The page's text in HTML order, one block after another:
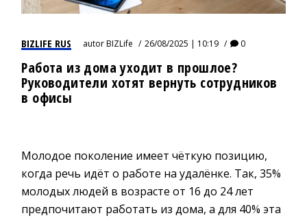
BIZLIFE RUS autorBIZLife 26/08/2025 | 10:19 0
Работа из дома уходит в прошлое?
Руководители хотят вернуть сотрудников
в офисы
Молодое поколение имеет чёткую позицию,
когда речь идёт о работе на удалёнке. Так, 35%
молодых людей в возрасте от 16 до 24 лет
предпочитают работать из дома, а для 40% эта